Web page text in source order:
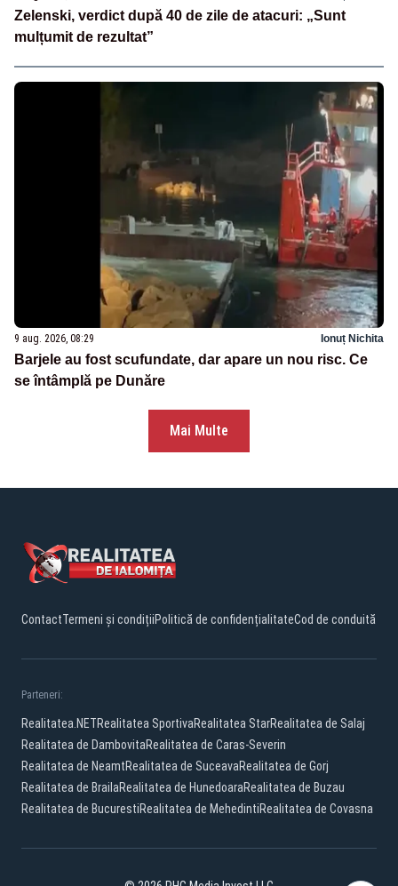
Zelenski, verdict după 40 de zile de atacuri: „Sunt
mulțumit de rezultat”
9 aug. 2026, 08:29 Ionuț Nichita
Barjele au fost scufundate, dar apare un nou risc. Ce
se întâmplă pe Dunăre
Mai Multe
ContactTermeni și condițiiPolitică de confidențialitateCod de conduită
Parteneri:
Realitatea.NETRealitatea SportivaRealitatea StarRealitatea de Salaj
Realitatea de DambovitaRealitatea de Caras-Severin
Realitatea de NeamtRealitatea de SuceavaRealitatea de Gorj
Realitatea de BrailaRealitatea de HunedoaraRealitatea de Buzau
Realitatea de BucurestiRealitatea de MehedintiRealitatea de Covasna